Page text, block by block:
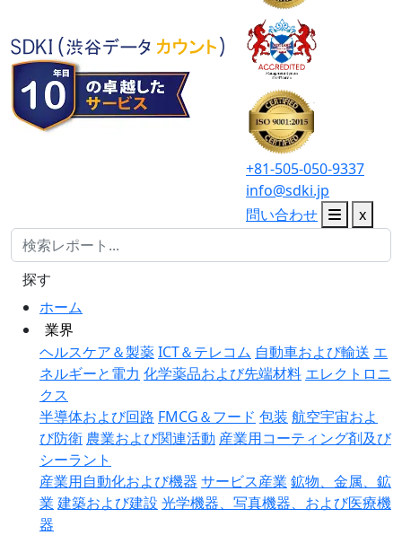
+81-505-050-9337
info@sdki.jp
問い合わせ
x
ホーム
業界
ヘルスケア＆製薬ICT＆テレコム 自動車および輸送 エ
ネルギーと電力 化学薬品および先端材料 エレクトロニ
クス
半導体および回路 FMCG＆フード 包装 航空宇宙およ
び防衛 農業および関連活動 産業用コーティング剤及び
シーラント
産業用自動化および機器 サービス産業 鉱物、金属、鉱
業 建築および建設 光学機器、写真機器、および医療機
器
探す